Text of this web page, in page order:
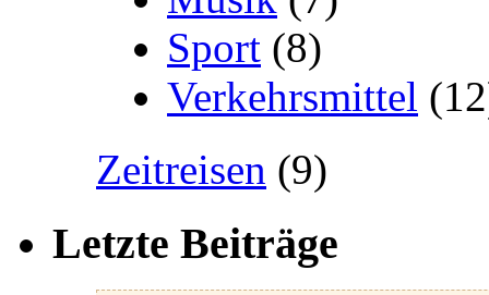
Sport (8)
Verkehrsmittel
Zeitreisen (9)
Letzte Beiträge